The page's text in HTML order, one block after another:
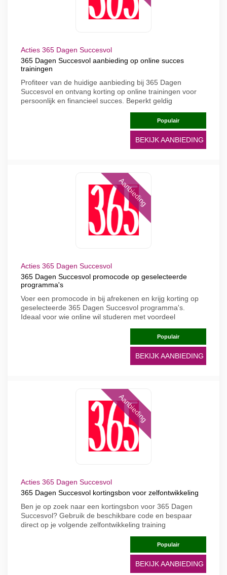
Acties 365 Dagen Succesvol
365 Dagen Succesvol aanbieding op online succes
trainingen
Profiteer van de huidige aanbieding bij 365 Dagen
Succesvol en ontvang korting op online trainingen voor
persoonlijk en financieel succes. Beperkt geldig
Populair
BEKIJK AANBIEDING
Aanbieding
Acties 365 Dagen Succesvol
365 Dagen Succesvol promocode op geselecteerde
programma's
Voer een promocode in bij afrekenen en krijg korting op
geselecteerde 365 Dagen Succesvol programma's.
Ideaal voor wie online wil studeren met voordeel
Populair
BEKIJK AANBIEDING
Aanbieding
Acties 365 Dagen Succesvol
365 Dagen Succesvol kortingsbon voor zelfontwikkeling
Ben je op zoek naar een kortingsbon voor 365 Dagen
Succesvol? Gebruik de beschikbare code en bespaar
direct op je volgende zelfontwikkeling training
Populair
BEKIJK AANBIEDING